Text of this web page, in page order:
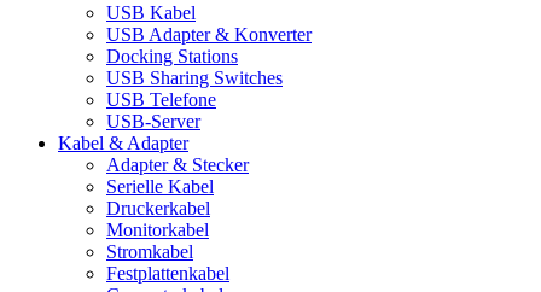
USB Kabel
USB Adapter & Konverter
Docking Stations
USB Sharing Switches
USB Telefone
USB-Server
Kabel & Adapter
Adapter & Stecker
Serielle Kabel
Druckerkabel
Monitorkabel
Stromkabel
Festplattenkabel